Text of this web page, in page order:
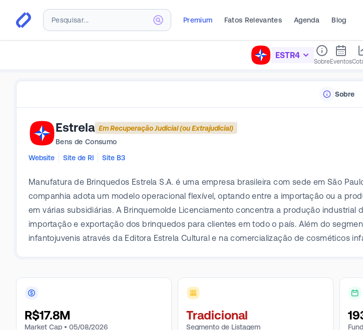
Premium Fatos Relevantes Agenda Blog
ESTR4
SobreEventos
Sobre
Estrela Em Recuperação Judicial (ou Extrajudicial)
Bens de Consumo
Website
Site de RI Site B3
Manufatura de Brinquedos Estrela S.A. é uma empresa brasileira com sede em São
companhia adota um modelo operacional flexível, optando entre a importação ou a
em várias subsidiárias. A Brinquemolde Licenciamento concentra a produção
importação e exportação dos brinquedos para clientes em todo o país. Além do
infantojuvenis através da Editora Estrela Cultural e na comercialização de cosméticos
R$17.8M
Market Cap • 05/08/2026
Tradicional
Segmento de Listagem